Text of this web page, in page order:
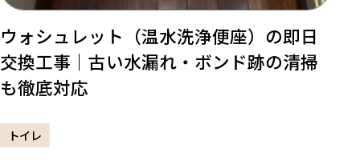
ウォシュレット（温水洗浄便座）の即日
交換工事｜古い水漏れ・ボンド跡の清掃
も徹底対応
トイレ